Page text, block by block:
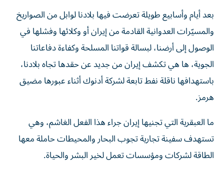
بعد أيام وأسابيع طويلة تعرضت فيها بلادنا لوابل من الصواريخ
والمسيّرات العدوانية القادمة من إيران أو وكلائها وفشلها في
الوصول إلى أرضنا، لبسالة قواتنا المسلحة وكفاءة دفاعاتنا
الجوية، ها هي تكشف إيران من جديد عن حقدها تجاه بلادنا،
باستهدافها ناقلة نفط تابعة لشركة أدنوك أثناء عبورها مضيق
هرمز.
ما العبقرية التي تجنيها إيران جراء هذا الفعل الغاشم، وهي
تستهدف سفينة تجارية تجوب البحار والمحيطات حاملة معها
الطاقة لشركات ومؤسسات تعمل لخير البشر والحياة.